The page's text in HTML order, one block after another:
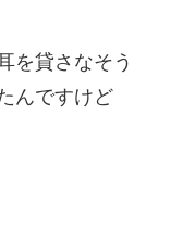
を貸さなそう
んですけど